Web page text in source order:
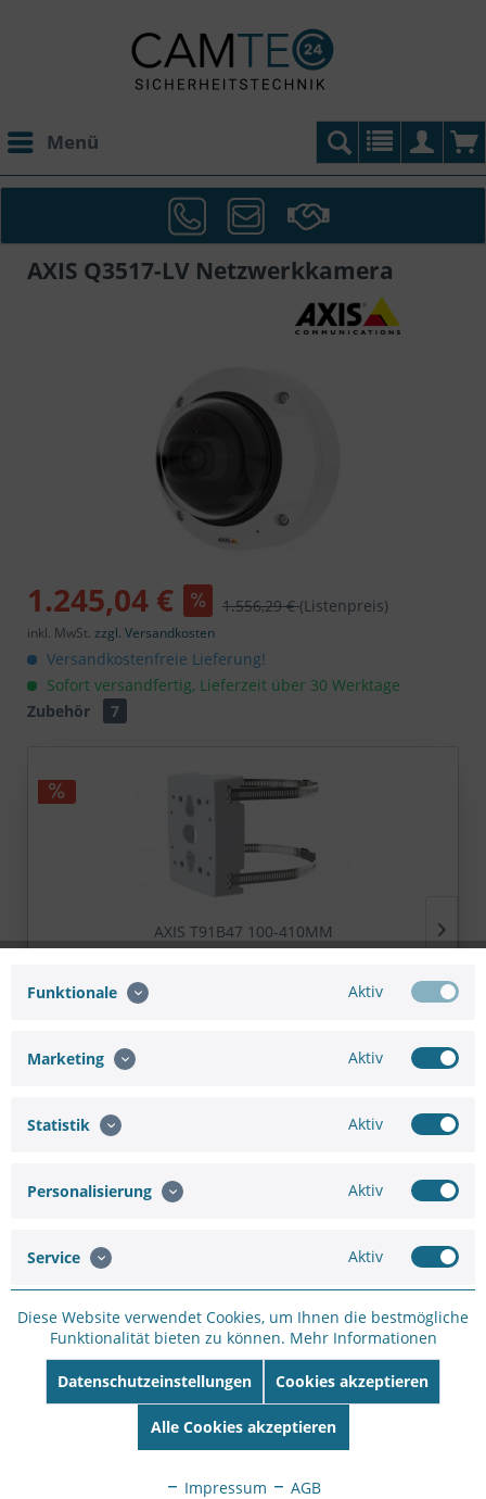
Menü
AXIS Q3517-LV Netzwerkkamera
1.245,04 € 1.556,29 €(Listenpreis)
inkl. MwSt. zzgl. Versandkosten
Versandkostenfreie Lieferung!
Sofort versandfertig, Lieferzeit über 30 Werktage
Zubehör
7
AXIS T91B47 100-410MM
Artikel-Nr.:
SC12597186
Hersteller:
AXIS
Hersteller Artikel-
01021-001
7331021057883
Funktionale Aktiv
Marketing Aktiv
Statistik Aktiv
Personalisierung Aktiv
Service Aktiv
Diese Website verwendet Cookies, um Ihnen die bestmögliche
Funktionalität bieten zu können. Mehr Informationen
Datenschutzeinstellungen Cookies akzeptieren
Alle Cookies akzeptieren
Impressum AGB